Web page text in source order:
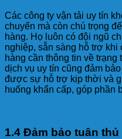
Các công ty vận tải uy tín
chuyển mà còn chú trọng
hàng. Họ luôn có đội ngũ
nghiệp, sẵn sàng hỗ trợ khi
hàng cần thông tin về
dịch vụ uy tín cũng đảm
được sự hỗ trợ kịp thời và
huống khẩn cấp, góp phần
1.4 Đảm bảo tuân